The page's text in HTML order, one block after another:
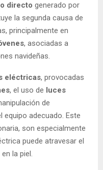
directo generado por
la segunda causa de
principalmente en
, asociadas a
navideñas.
eléctricas, provocadas
, el uso de luces
de
equipo adecuado. Este
son especialmente
puede atravesar el
la piel.